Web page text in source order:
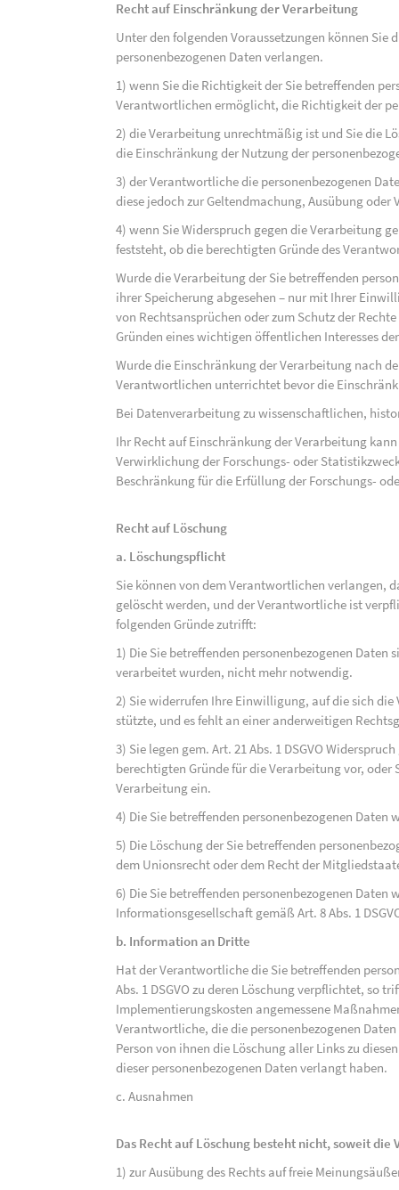
Recht auf Einschränkung der Verarbeitung
Unter den folgenden Voraussetzungen können
personenbezogenen Daten verlangen.
1) wenn Sie die Richtigkeit der Sie betreffenden
Verantwortlichen ermöglicht, die Richtigkeit der
2) die Verarbeitung unrechtmäßig ist und Sie die
die Einschränkung der Nutzung der
3) der Verantwortliche die personenbezogenen
diese jedoch zur Geltendmachung, Ausübung
4) wenn Sie Widerspruch gegen die Verarbeitung
feststeht, ob die berechtigten Gründe des
Wurde die Verarbeitung der Sie betreffenden
ihrer Speicherung abgesehen – nur mit Ihrer
von Rechtsansprüchen oder zum Schutz der
Gründen eines wichtigen öffentlichen Interesses
Wurde die Einschränkung der Verarbeitung nach
Verantwortlichen unterrichtet bevor die
Bei Datenverarbeitung zu wissenschaftlichen,
Ihr Recht auf Einschränkung der Verarbeitung
Verwirklichung der Forschungs- oder
Beschränkung für die Erfüllung der Forschungs-
Recht auf Löschung
a. Löschungspflicht
Sie können von dem Verantwortlichen verlangen,
gelöscht werden, und der Verantwortliche ist
folgenden Gründe zutrifft:
1) Die Sie betreffenden personenbezogenen Daten
verarbeitet wurden, nicht mehr notwendig.
2) Sie widerrufen Ihre Einwilligung, auf die sich die
stützte, und es fehlt an einer anderweitigen
3) Sie legen gem. Art. 21 Abs. 1 DSGVO
berechtigten Gründe für die Verarbeitung vor, oder
Verarbeitung ein.
4) Die Sie betreffenden personenbezogenen
5) Die Löschung der Sie betreffenden
dem Unionsrecht oder dem Recht der
6) Die Sie betreffenden personenbezogenen Daten
Informationsgesellschaft gemäß Art. 8 Abs. 1
b. Information an Dritte
Hat der Verantwortliche die Sie betreffenden
Abs. 1 DSGVO zu deren Löschung verpflichtet, so
Implementierungskosten angemessene
Verantwortliche, die die personenbezogenen
Person von ihnen die Löschung aller Links zu
dieser personenbezogenen Daten verlangt haben.
c. Ausnahmen
Das Recht auf Löschung besteht nicht, soweit
1) zur Ausübung des Rechts auf freie